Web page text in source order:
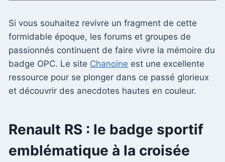
Si vous souhaitez revivre un fragment de cette
formidable époque, les forums et groupes de
passionnés continuent de faire vivre la mémoire du
badge OPC. Le site Chanoine est une excellente
ressource pour se plonger dans ce passé glorieux
et découvrir des anecdotes hautes en couleur.
Renault RS : le badge sportif
emblématique à la croisée